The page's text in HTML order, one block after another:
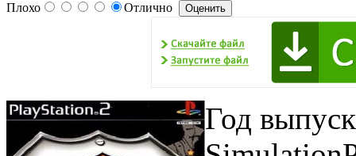
Плохо Отлично
Год